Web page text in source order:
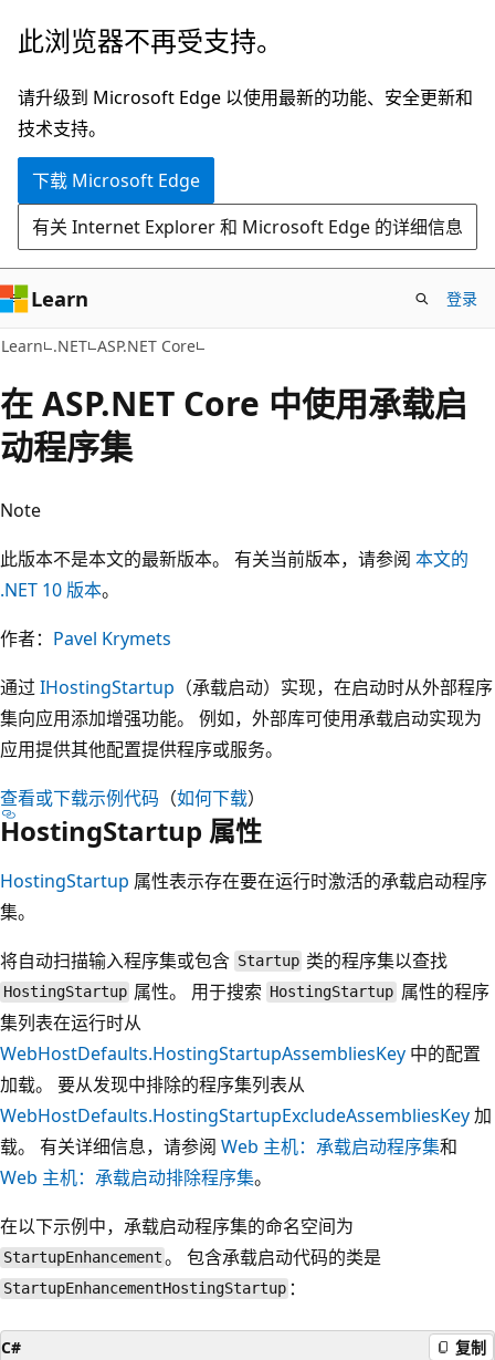
跳
主
要
内
此浏览器不再受支持。
请升级到 Microsoft Edge 以使用最新的功能、安全更新和
技术支持。
下载 Microsoft Edge
有关 Internet Explorer 和 Microsoft Edge 的详细信息
Learn 登录
Learn .NET ASP.NET Core
在 ASP.NET Core 中使用承载启
动程序集
Note
此版本不是本文的最新版本。 有关当前版本，请参阅 本文的
.NET 10 版本。
作者： Pavel Krymets
通过 IHostingStartup （承载启动）实现，在启动时从外部程序
集向应用添加增强功能。 例如，外部库可使用承载启动实现为
应用提供其他配置提供程序或服务。
查看或下载示例代码 （如何下载）
HostingStartup 属性
HostingStartup 属性表示存在要在运行时激活的承载启动程序
集。
将自动扫描输入程序集或包含 Startup 类的程序集以查找
HostingStartup 属性。 用于搜索 HostingStartup 属性的程序
集列表在运行时从
WebHostDefaults.HostingStartupAssembliesKey 中的配置
加载。 要从发现中排除的程序集列表从
WebHostDefaults.HostingStartupExcludeAssembliesKey加
载。 有关详细信息，请参阅 Web 主机：承载启动程序集和
Web 主机：承载启动排除程序集。
在以下示例中，承载启动程序集的命名空间为
StartupEnhancement 。 包含承载启动代码的类是
StartupEnhancementHostingStartup ：
C# 复制